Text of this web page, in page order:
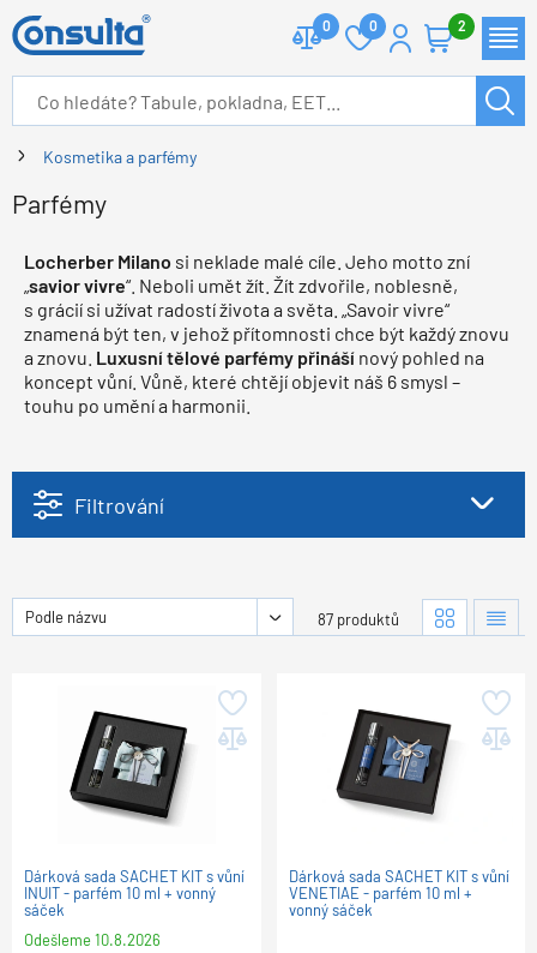
0 0 2
Kosmetika a parfémy
Parfémy
Locherber Milano si neklade malé cíle. Jeho motto zní
„savior vivre“. Neboli umět žít. Žít zdvořile, noblesně,
s grácií si užívat radostí života a světa. „Savoir vivre“
znamená být ten, v jehož přítomnosti chce být každý znovu
a znovu. Luxusní tělové parfémy přináší nový pohled na
koncept vůní. Vůně, které chtějí objevit náš 6 smysl –
touhu po umění a harmonii.
Filtrování
Podle názvu 87 produktů
Dárková sada SACHET KIT s vůní
INUIT - parfém 10 ml + vonný
sáček
Odešleme10.8.2026
Dárková sada SACHET KIT s vůní
VENETIAE - parfém 10 ml +
vonný sáček